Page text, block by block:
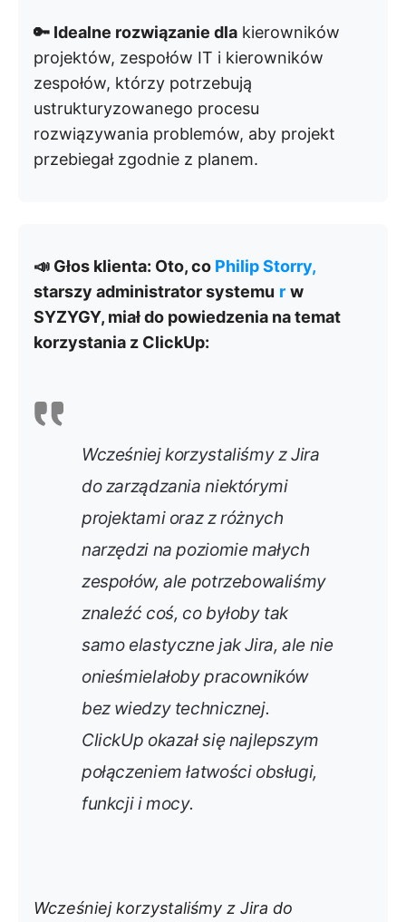
🔑 Idealne rozwiązanie dla kierowników
projektów, zespołów IT i kierowników
zespołów, którzy potrzebują
ustrukturyzowanego procesu
rozwiązywania problemów, aby projekt
przebiegał zgodnie z planem.
📣 Głos klienta: Oto, co Philip Storry,
starszy administrator systemu r w
SYZYGY, miał do powiedzenia na temat
korzystania z ClickUp:
Wcześniej korzystaliśmy z Jira
do zarządzania niektórymi
projektami oraz z różnych
narzędzi na poziomie małych
zespołów, ale potrzebowaliśmy
znaleźć coś, co byłoby tak
samo elastyczne jak Jira, ale nie
onieśmielałoby pracowników
bez wiedzy technicznej.
ClickUp okazał się najlepszym
połączeniem łatwości obsługi,
funkcji i mocy.
Wcześniej korzystaliśmy z Jira do